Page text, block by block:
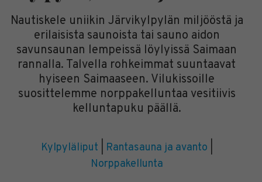
Nautiskele uniikin Järvikylpylän miljööstä ja
erilaisista saunoista tai sauno aidon
savunsaunan lempeissä löylyissä Saimaan
rannalla. Talvella rohkeimmat suuntaavat
hyiseen Saimaaseen. Vilukissoille
suosittelemme norppakelluntaa vesitiivis
kelluntapuku päällä.
Kylpyläliput Rantasauna ja avanto
Norppakellunta